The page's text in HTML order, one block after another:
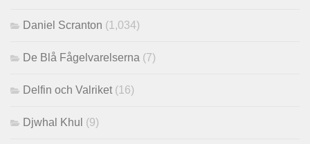
Daniel Scranton (1,034)
De Blå Fågelvarelserna (7)
Delfin och Valriket (16)
Djwhal Khul (9)